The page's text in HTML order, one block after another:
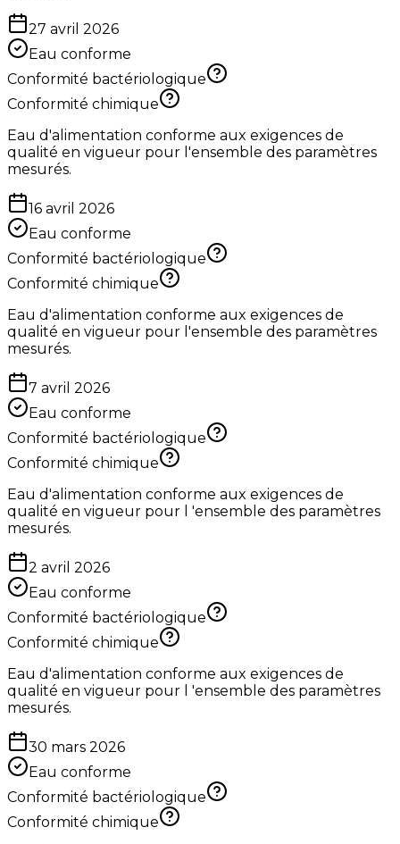
27 avril 2026
Eau conforme
Conformité bactériologique
Conformité chimique
Eau d'alimentation conforme aux exigences de
qualité en vigueur pour l'ensemble des paramètres
mesurés.
16 avril 2026
Eau conforme
Conformité bactériologique
Conformité chimique
Eau d'alimentation conforme aux exigences de
qualité en vigueur pour l'ensemble des paramètres
mesurés.
7 avril 2026
Eau conforme
Conformité bactériologique
Conformité chimique
Eau d'alimentation conforme aux exigences de
qualité en vigueur pour l 'ensemble des paramètres
mesurés.
2 avril 2026
Eau conforme
Conformité bactériologique
Conformité chimique
Eau d'alimentation conforme aux exigences de
qualité en vigueur pour l 'ensemble des paramètres
mesurés.
30 mars 2026
Eau conforme
Conformité bactériologique
Conformité chimique